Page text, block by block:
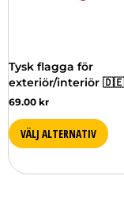
Tysk flagga för
exteriör/interiör 🇩🇪
69.00 kr
VÄLJ ALTERNATIV